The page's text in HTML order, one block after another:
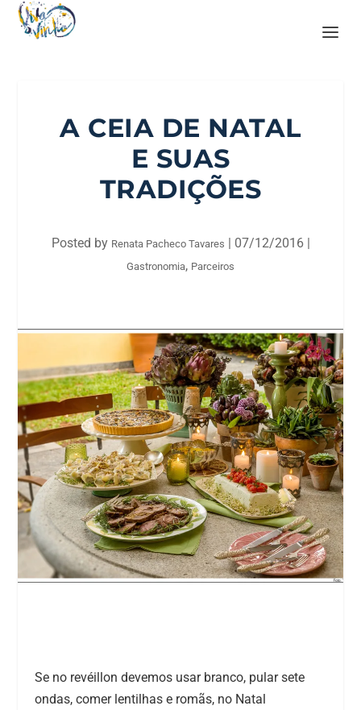
A CEIA DE NATAL
E SUAS
TRADIÇÕES
Posted by Renata Pacheco Tavares | 07/12/2016|
Gastronomia, Parceiros
Se no revéillon devemos usar branco, pular sete
ondas, comer lentilhas e romãs, no Natal